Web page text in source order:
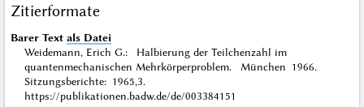
Zitierformate
Barer Text als Datei
Weidemann, Erich G.: Halbierung der Teilchenzahl im
quantenmechanischen Mehrkörperproblem. München 1966.
Sitzungsberichte: 1965,3.
https://publikationen.badw.de/de/003384151